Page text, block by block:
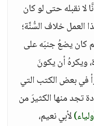
نقبله حتى لو كان
العمل خلاف السُّنَّة؛
كان يضعُ جنبَه على
ويكرهُ أن يكونَ
في بعض الكتب التي
تجد منها الكثيرَ من
لأبي نعيم،